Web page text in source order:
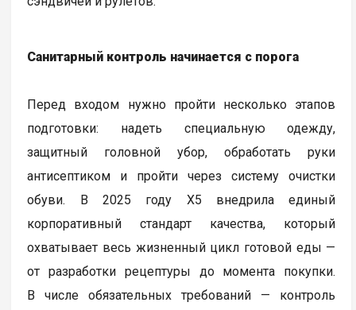
Санитарный контроль начинается с порога
Перед входом нужно пройти несколько этапов
подготовки: надеть специальную одежду,
защитный головной убор, обработать руки
антисептиком и пройти через систему очистки
обуви. В 2025 году Х5 внедрила единый
корпоративный стандарт качества, который
охватывает весь жизненный цикл готовой еды —
от разработки рецептуры до момента покупки.
В числе обязательных требований — контроль